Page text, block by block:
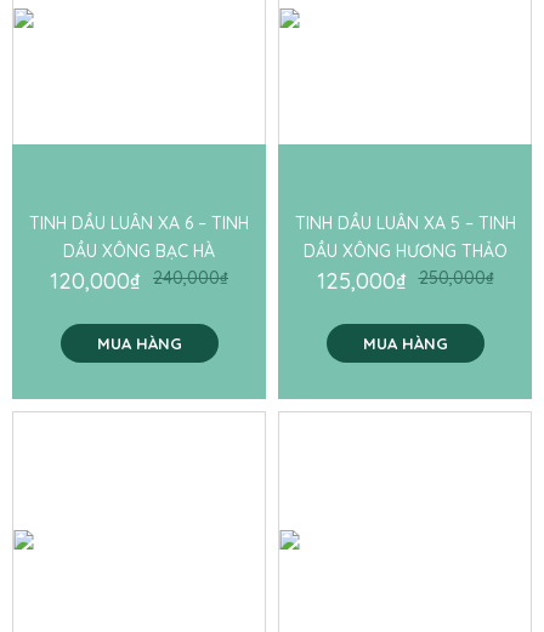
TINH DẦU LUÂN XA 6 – TINH
DẦU XÔNG BẠC HÀ
240,000₫
120,000₫
MUA HÀNG
TINH DẦU LUÂN XA 5 – TINH
DẦU XÔNG HƯƠNG THẢO
250,000₫
125,000₫
MUA HÀNG